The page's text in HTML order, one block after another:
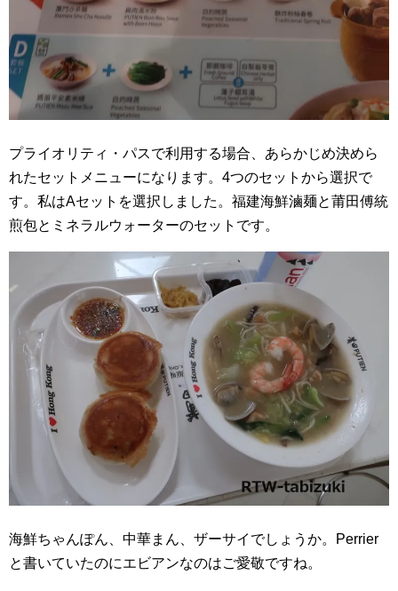
プライオリティ・パスで利用する場合、あらかじめ決めら
れたセットメニューになります。4つのセットから選択で
す。私はAセットを選択しました。福建海鮮滷麺と莆田傅統
煎包とミネラルウォーターのセットです。
海鮮ちゃんぽん、中華まん、ザーサイでしょうか。Perrier
と書いていたのにエビアンなのはご愛敬ですね。